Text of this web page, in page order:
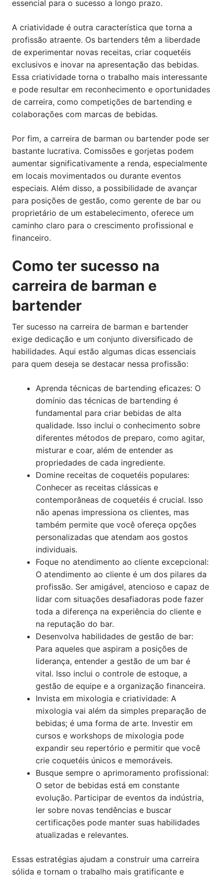
essencial para o sucesso a longo prazo.
A criatividade é outra característica que torna a
profissão atraente. Os bartenders têm a liberdade
de experimentar novas receitas, criar coquetéis
exclusivos e inovar na apresentação das bebidas.
Essa criatividade torna o trabalho mais interessante
e pode resultar em reconhecimento e oportunidades
de carreira, como competições de bartending e
colaborações com marcas de bebidas.
Por fim, a carreira de barman ou bartender pode ser
bastante lucrativa. Comissões e gorjetas podem
aumentar significativamente a renda, especialmente
em locais movimentados ou durante eventos
especiais. Além disso, a possibilidade de avançar
para posições de gestão, como gerente de bar ou
proprietário de um estabelecimento, oferece um
caminho claro para o crescimento profissional e
financeiro.
Como ter sucesso na
carreira de barman e
bartender
Ter sucesso na carreira de barman e bartender
exige dedicação e um conjunto diversificado de
habilidades. Aqui estão algumas dicas essenciais
para quem deseja se destacar nessa profissão:
Aprenda técnicas de bartending eficazes: O
domínio das técnicas de bartending é
fundamental para criar bebidas de alta
qualidade. Isso inclui o conhecimento sobre
diferentes métodos de preparo, como agitar,
misturar e coar, além de entender as
propriedades de cada ingrediente.
Domine receitas de coquetéis populares:
Conhecer as receitas clássicas e
contemporâneas de coquetéis é crucial. Isso
não apenas impressiona os clientes, mas
também permite que você ofereça opções
personalizadas que atendam aos gostos
individuais.
Foque no atendimento ao cliente excepcional:
O atendimento ao cliente é um dos pilares da
profissão. Ser amigável, atencioso e capaz de
lidar com situações desafiadoras pode fazer
toda a diferença na experiência do cliente e
na reputação do bar.
Desenvolva habilidades de gestão de bar:
Para aqueles que aspiram a posições de
liderança, entender a gestão de um bar é
vital. Isso inclui o controle de estoque, a
gestão de equipe e a organização financeira.
Invista em mixologia e criatividade: A
mixologia vai além da simples preparação de
bebidas; é uma forma de arte. Investir em
cursos e workshops de mixologia pode
expandir seu repertório e permitir que você
crie coquetéis únicos e memoráveis.
Busque sempre o aprimoramento profissional:
O setor de bebidas está em constante
evolução. Participar de eventos da indústria,
ler sobre novas tendências e buscar
certificações pode manter suas habilidades
atualizadas e relevantes.
Essas estratégias ajudam a construir uma carreira
sólida e tornam o trabalho mais gratificante e